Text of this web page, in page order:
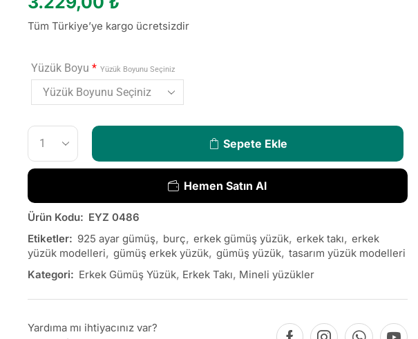
Tüm Türkiye’ye kargo ücretsizdir
Yüzük Boyu * Yüzük Boyunu Seçiniz
Sepete Ekle
Hemen Satın Al
Ürün Kodu: EYZ 0486
Etiketler: 925 ayar gümüş, burç, erkek gümüş yüzük, erkek takı, erkek
yüzük modelleri, gümüş erkek yüzük, gümüş yüzük, tasarım yüzük modelleri
Kategori: Erkek Gümüş Yüzük, Erkek Takı, Mineli yüzükler
Yardıma mı ihtiyacınız var?